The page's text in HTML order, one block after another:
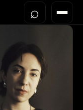
菜单
⌕打开